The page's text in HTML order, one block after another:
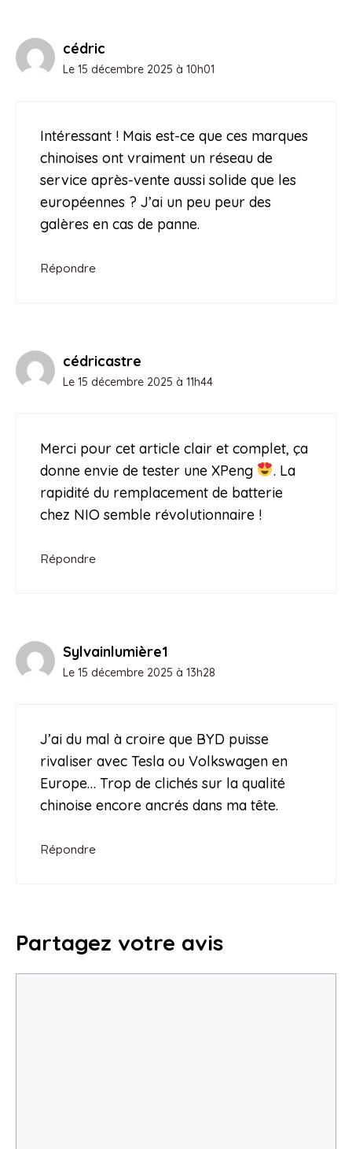
cédric
Le 15 décembre 2025 à 10h01
Intéressant ! Mais est-ce que ces marques
chinoises ont vraiment un réseau de
service après-vente aussi solide que les
européennes ? J’ai un peu peur des
galères en cas de panne.
Répondre
cédricastre
Le 15 décembre 2025 à 11h44
Merci pour cet article clair et complet, ça
donne envie de tester une XPeng
. La
rapidité du remplacement de batterie
chez NIO semble révolutionnaire !
Répondre
Sylvainlumière1
Le 15 décembre 2025 à 13h28
J’ai du mal à croire que BYD puisse
rivaliser avec Tesla ou Volkswagen en
Europe… Trop de clichés sur la qualité
chinoise encore ancrés dans ma tête.
Répondre
Partagez votre avis